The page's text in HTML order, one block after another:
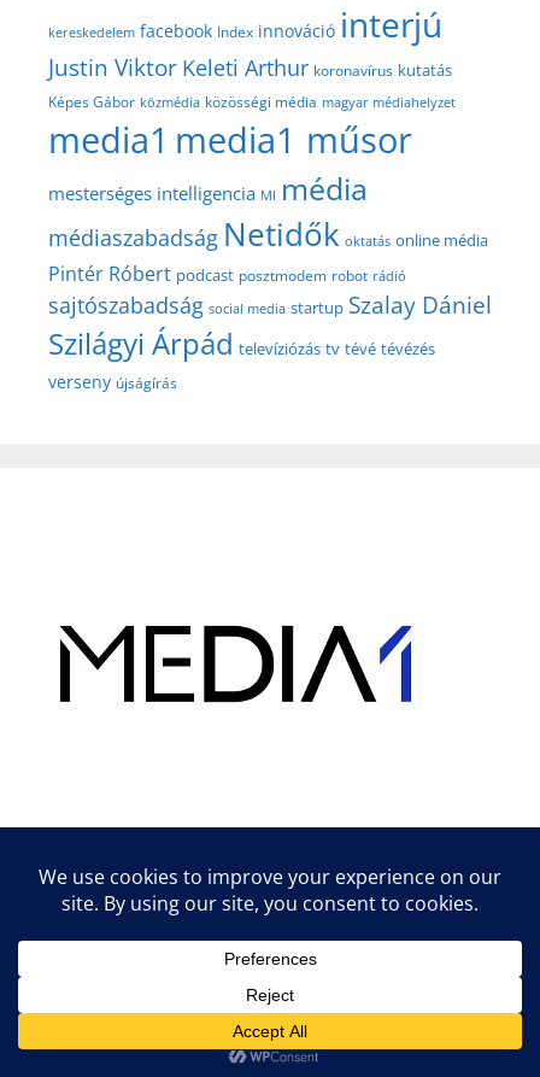
kereskedelem facebook Index innováció interjú
Justin Viktor Keleti Arthur koronavírus kutatás
Képes Gábor közmédia közösségi média magyar médiahelyzet
media1 media1 műsor
mesterséges intelligencia MI média
médiaszabadság Netidők oktatás online média
Pintér Róbert podcast posztmodem robot rádió
sajtószabadság social media startup Szalay Dániel
Szilágyi Árpád televíziózás tv tévé tévézés
verseny újságírás
Lifestyle tippek & trükkök
© 2026 vipcast.hu powered by Media1• Készült
GeneratePress